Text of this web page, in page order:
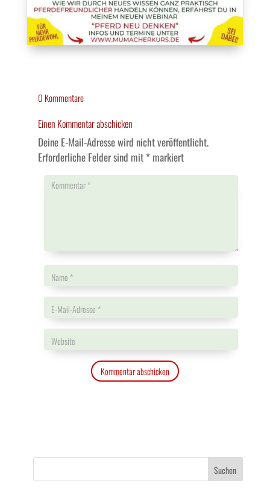
0 Kommentare
Einen Kommentar abschicken
Deine E-Mail-Adresse wird nicht veröffentlicht.
Erforderliche Felder sind mit *markiert
Kommentar abschicken
Suchen